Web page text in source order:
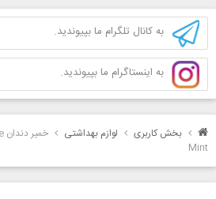
به کانال تلگرام ما بپیوندید.
به اینستاگرام ما بپیوندید.
بخش کاربری لوازم بهداشتی
Mint